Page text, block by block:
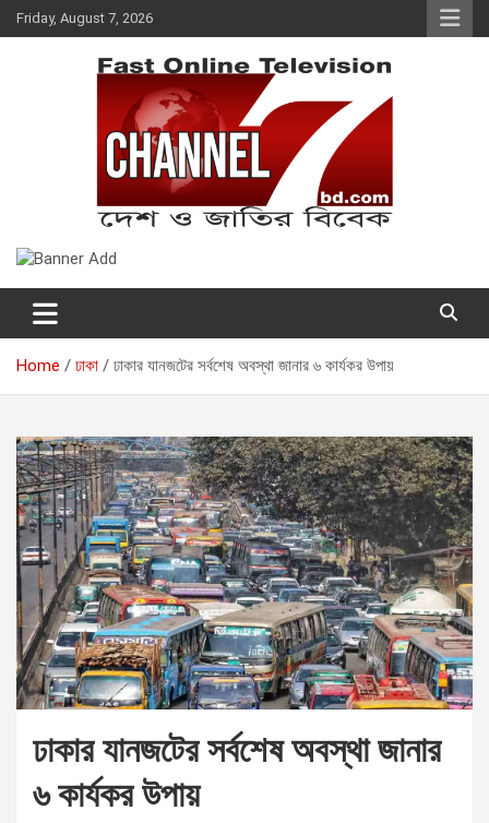
Skip
to
Friday, August 7, 2026
Fast Online Television –
CHANNEL7BD.COM
Home ঢাকা ঢাকার যানজটের সর্বশেষ অবস্থা জানার ৬ কার্যকর উপায়
ঢাকার যানজটের সর্বশেষ অবস্থা জানার
৬ কার্যকর উপায়